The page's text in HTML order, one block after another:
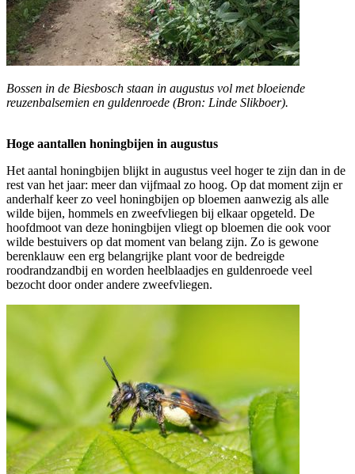
Bossen in de Biesbosch staan in augustus vol met bloeiende
reuzenbalsemien en guldenroede (Bron: Linde Slikboer).
Hoge aantallen honingbijen in augustus
Het aantal honingbijen blijkt in augustus veel hoger te zijn dan in de
rest van het jaar: meer dan vijfmaal zo hoog. Op dat moment zijn er
anderhalf keer zo veel honingbijen op bloemen aanwezig als alle
wilde bijen, hommels en zweefvliegen bij elkaar opgeteld. De
hoofdmoot van deze honingbijen vliegt op bloemen die ook voor
wilde bestuivers op dat moment van belang zijn. Zo is gewone
berenklauw een erg belangrijke plant voor de bedreigde
roodrandzandbij en worden heelblaadjes en guldenroede veel
bezocht door onder andere zweefvliegen.